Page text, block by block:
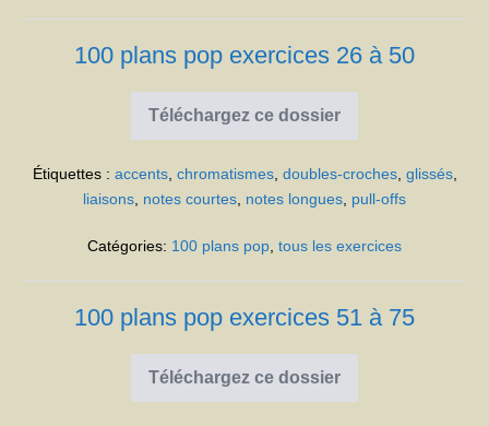
100 plans pop exercices 26 à 50
Téléchargez ce dossier
100
plans
exercices
26
à
Étiquettes : accents, chromatismes, doubles-croches, glissés,
liaisons, notes courtes, notes longues, pull-offs
Catégories: 100 plans pop, tous les exercices
100 plans pop exercices 51 à 75
Téléchargez ce dossier
100
plans